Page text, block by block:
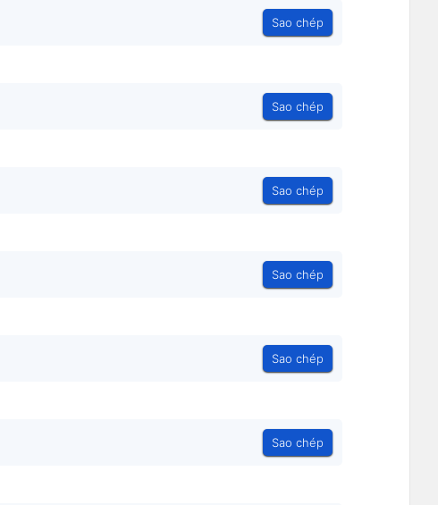
Sao chép
Sao chép
Sao chép
Sao chép
Sao chép
Sao chép